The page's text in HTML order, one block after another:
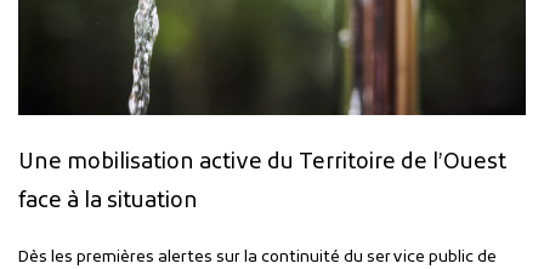
Une mobilisation active du Territoire de l’Ouest
face à la situation
Dès les premières alertes sur la continuité du service public de